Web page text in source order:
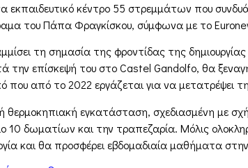
εκπαιδευτικό κέντρο 55 στρεμμάτων που
του Πάπα Φραγκίσκου, σύμφωνα με το
τη σημασία της φροντίδας της
την επίσκεψή του στο Castel Gandolfo, θα
από το 2022 εργάζεται για να μετατρέψει
θερμοκηπιακή εγκατάσταση, σχεδιασμένη
10 δωματίων και την τραπεζαρία. Μόλις
και θα προσφέρει εβδομαδιαία μαθήματα